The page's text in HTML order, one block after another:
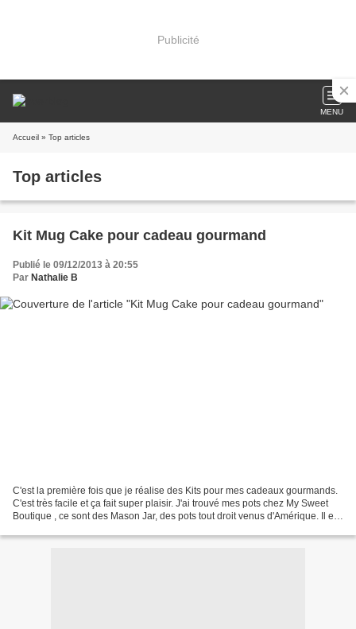
Publicité
MENU
Accueil » Top articles
Top articles
Kit Mug Cake pour cadeau gourmand
Publié le 09/12/2013 à 20:55
Par Nathalie B
C'est la première fois que je réalise des Kits pour mes cadeaux gourmands.
C'est très facile et ça fait super plaisir. J'ai trouvé mes pots chez My Sweet
Boutique , ce sont des Mason Jar, des pots tout droit venus d'Amérique. Il est